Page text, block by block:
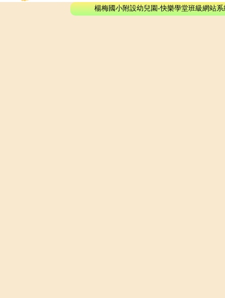
楊梅國小附設幼兒園-快樂學堂班級網站